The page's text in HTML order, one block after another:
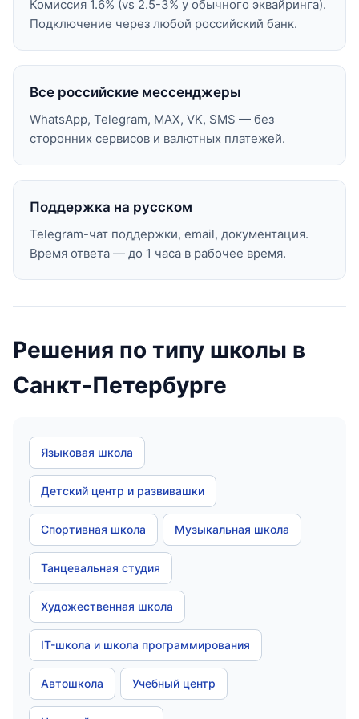
Комиссия 1.6% (vs 2.5-3% у обычного эквайринга).
Подключение через любой российский банк.
Все российские мессенджеры
WhatsApp, Telegram, MAX, VK, SMS — без
сторонних сервисов и валютных платежей.
Поддержка на русском
Telegram-чат поддержки, email, документация.
Время ответа — до 1 часа в рабочее время.
Решения по типу школы в
Санкт-Петербурге
Языковая школа
Детский центр и развивашки
Спортивная школа Музыкальная школа
Танцевальная студия
Художественная школа
IT-школа и школа программирования
Автошкола Учебный центр